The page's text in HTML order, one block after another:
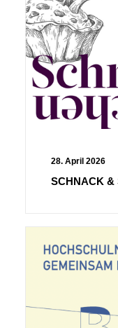
28. April 2026
SCHNACK &